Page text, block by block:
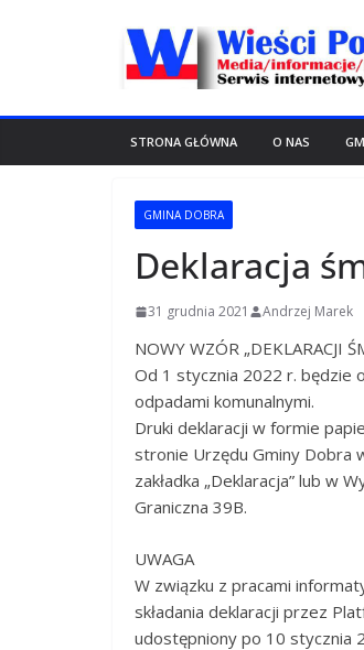
STRONA GŁÓWNA O NAS
GMINA DOBRA
Deklaracja
31 grudnia 2021 Andrzej Marek
NOWY WZÓR „DEKLARACJI
Od 1 stycznia 2022 r. będzie
odpadami komunalnymi.
Druki deklaracji w formie
stronie Urzędu Gminy Dobra
zakładka „Deklaracja” lub w
Graniczna 39B.
UWAGA
W związku z pracami
składania deklaracji przez
udostępniony po 10 stycznia